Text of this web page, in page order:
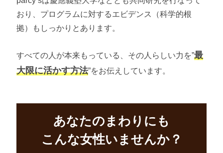
おり、プログラムに対するエビデンス（科学的根
拠）もしっかりとあります。
すべての人が本来もっている、その人らしい力を”最
大限に活かす方法”をお伝えしています。
あなたのまわりにも
こんな女性いませんか？